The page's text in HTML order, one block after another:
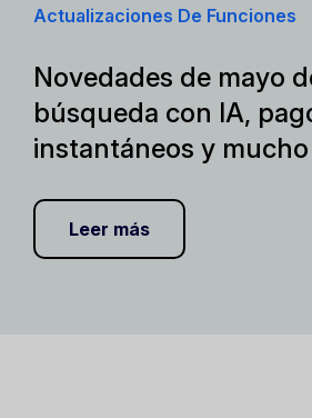
Actualizaciones De Funciones
Novedades de mayo
búsqueda con IA,
instantáneos y mucho
Leer más